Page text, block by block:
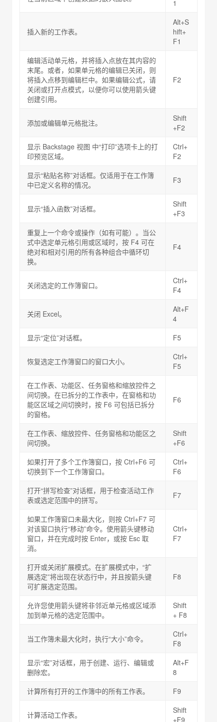
1
插入新的工作表。
Alt+S
hift+
F1
编辑活动单元格，并将插入点放在其内容的
末尾。或者，如果单元格的编辑已关闭，则
将插入点移到编辑栏中。如果编辑公式，请
关闭或打开点模式，以便你可以使用箭头键
创建引用。
F2
添加或编辑单元格批注。
Shift
+F2
显示 Backstage 视图 中“打印”选项卡上的打
印预览区域。
Ctrl+
F2
显示“粘贴名称”对话框。仅适用于在工作簿
中已定义名称的情况。
F3
显示“插入函数”对话框。
Shift
+F3
重复上一个命令或操作（如有可能）。当公
式中选定单元格引用或区域时，按 F4 可在
绝对和相对引用的所有各种组合中循环切
换。
F4
关闭选定的工作簿窗口。
Ctrl+
F4
关闭 Excel。
Alt+F
4
显示“定位”对话框。
F5
恢复选定工作簿窗口的窗口大小。
Ctrl+
F5
在工作表、功能区、任务窗格和缩放控件之
间切换。在已拆分的工作表中，在窗格和功
能区区域之间切换时，按 F6 可包括已拆分
的窗格。
F6
在工作表、缩放控件、任务窗格和功能区之
间切换。
Shift
+F6
如果打开了多个工作簿窗口，按 Ctrl+F6 可
切换到下一个工作簿窗口。
Ctrl+
F6
打开“拼写检查”对话框，用于检查活动工作
表或选定范围中的拼写。
F7
如果工作簿窗口未最大化，则按 Ctrl+F7 可
对该窗口执行“移动”命令。使用箭头键移动
窗口，并在完成时按 Enter，或按 Esc 取
消。
Ctrl+
F7
打开或关闭扩展模式。在扩展模式中，“扩
展选定”将出现在状态行中，并且按箭头键
可扩展选定范围。
F8
允许您使用箭头键将非邻近单元格或区域添
加到单元格的选定范围中。
Shift
+ F8
当工作簿未最大化时，执行“大小”命令。
Ctrl+
F8
显示“宏”对话框，用于创建、运行、编辑或
删除宏。
Alt+F
8
计算所有打开的工作簿中的所有工作表。
F9
计算活动工作表。
Shift
+F9